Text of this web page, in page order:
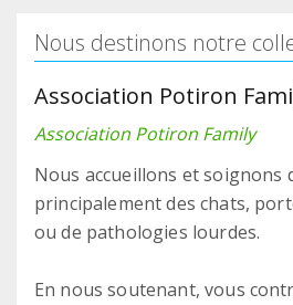
Nous destinons notre
Association Potiron
Association Potiron Family
Nous accueillons et soignons
principalement des chats,
ou de pathologies lourdes.
En nous soutenant, vous